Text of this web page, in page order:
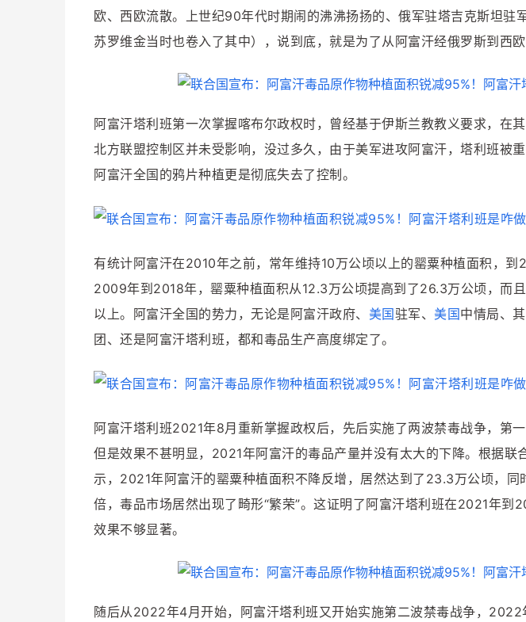
欧、西欧流散。上世纪90年代时期闹的沸沸扬扬的、俄军驻塔吉克斯坦驻
苏罗维金当时也卷入了其中），说到底，就是为了从阿富汗经俄罗斯到西欧
阿富汗塔利班第一次掌握喀布尔政权时，曾经基于伊斯兰教教义要求，在
北方联盟控制区并未受影响，没过多久，由于美军进攻阿富汗，塔利班被
阿富汗全国的鸦片种植更是彻底失去了控制。
有统计阿富汗在2010年之前，常年维持10万公顷以上的罂粟种植面积，到
2009年到2018年，罂粟种植面积从12.3万公顷提高到了26.3万公顷，而
以上。阿富汗全国的势力，无论是阿富汗政府、 美国驻军、 美国中情局、
团、还是阿富汗塔利班，都和毒品生产高度绑定了。
阿富汗塔利班2021年8月重新掌握政权后，先后实施了两波禁毒战争，第
但是效果不甚明显，2021年阿富汗的毒品产量并没有太大的下降。根据联
示，2021年阿富汗的罂粟种植面积不降反增，居然达到了23.3万公顷，同
倍，毒品市场居然出现了畸形“繁荣”。这证明了阿富汗塔利班在2021年到
效果不够显著。
随后从2022年4月开始，阿富汗塔利班又开始实施第二波禁毒战争，